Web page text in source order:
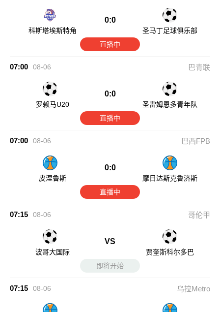
科斯塔埃斯特角
0:0
圣马丁足球俱乐部
直播中
07:00 08-06 巴青联
罗赖马U20
0:0
圣雷姆恩多青年队
直播中
07:00 08-06 巴西FPB
皮涅鲁斯
0:0
摩日达斯克鲁济斯
直播中
07:15 08-06 哥伦甲
波哥大国际
VS
贾奎斯科尔多巴
即将开始
07:15 08-06 乌拉Metro